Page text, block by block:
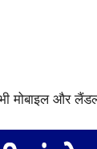
मोबाइल और